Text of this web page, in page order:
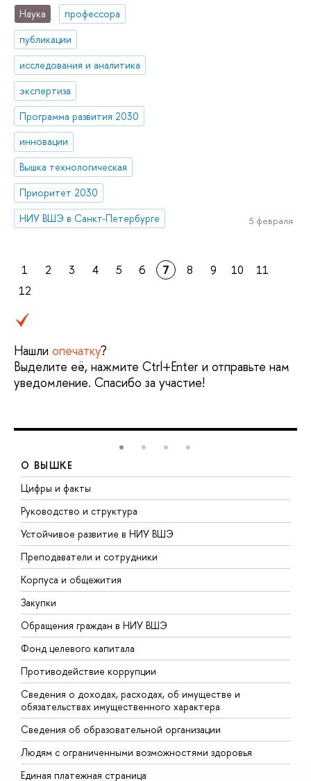
Наука
профессора
публикации
исследования и аналитика
экспертиза
Программа развития 2030
инновации
Вышка технологическая
Приоритет 2030
НИУ ВШЭ в Санкт-Петербурге
5 февраля
1 2 3 4 5 6 7 8 9 10
11
12
Нашли опечатку?
Выделите её, нажмите Ctrl+Enter и отправьте нам
уведомление. Спасибо за участие!
О ВЫШКЕ
Цифры и факты
Руководство и структура
Устойчивое развитие в НИУ ВШЭ
Преподаватели и сотрудники
Корпуса и общежития
Закупки
Обращения граждан в НИУ ВШЭ
Фонд целевого капитала
Противодействие коррупции
Сведения о доходах, расходах, об имуществе и
обязательствах имущественного характера
Сведения об образовательной организации
Людям с ограниченными возможностями здоровья
Единая платежная страница